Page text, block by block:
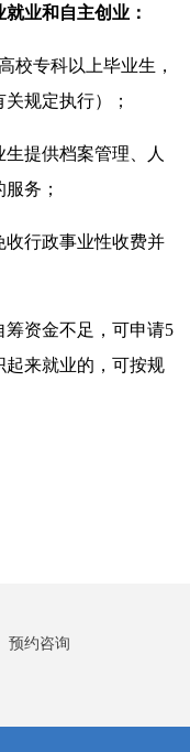
业和自主创业：
校专科以上毕业生，
规定执行）；
提供档案管理、人
务；
收行政事业性收费并
筹资金不足，可申请5
来就业的，可按规
预约咨询